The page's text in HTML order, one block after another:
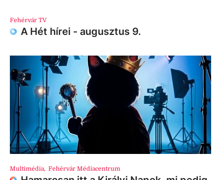
Fehérvár TV
A Hét hírei - augusztus 9.
Multimédia, Fehérvár Médiacentrum